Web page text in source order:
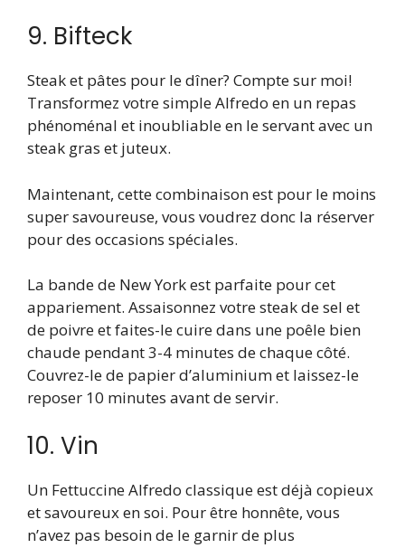
9. Bifteck
Steak et pâtes pour le dîner? Compte sur moi!
Transformez votre simple Alfredo en un repas
phénoménal et inoubliable en le servant avec un
steak gras et juteux.
Maintenant, cette combinaison est pour le moins
super savoureuse, vous voudrez donc la réserver
pour des occasions spéciales.
La bande de New York est parfaite pour cet
appariement. Assaisonnez votre steak de sel et
de poivre et faites-le cuire dans une poêle bien
chaude pendant 3-4 minutes de chaque côté.
Couvrez-le de papier d’aluminium et laissez-le
reposer 10 minutes avant de servir.
10. Vin
Un Fettuccine Alfredo classique est déjà copieux
et savoureux en soi. Pour être honnête, vous
n’avez pas besoin de le garnir de plus